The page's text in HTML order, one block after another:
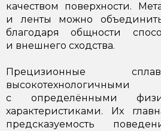
качеством поверхности.
и ленты можно
благодаря общности
и внешнего сходства.
Прецизионные
с определёнными
характеристиками. Их
предсказуемость